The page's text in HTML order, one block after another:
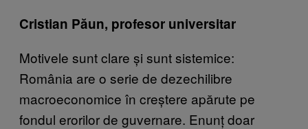
Cristian Păun, profesor universitar
Motivele sunt clare și sunt sistemice:
România are o serie de dezechilibre
macroeconomice în creștere apărute pe
fondul erorilor de guvernare. Enunț doar